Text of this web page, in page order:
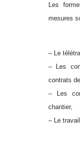
Les
mesures
– Le
– Les
contrats
– Les
chantier,
– Le